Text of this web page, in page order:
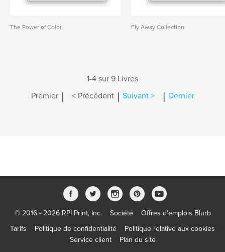
The Power of Color Fly Away Collection
1-4 sur 9 Livres
Premier | < Précédent | Suivant > | Dernier
© 2016 - 2026 RPI Print, Inc. Société
Offres d’emplois Blurb
Tarifs
Politique de confidentialité
Politique relative aux cookies
Service client
Plan du site